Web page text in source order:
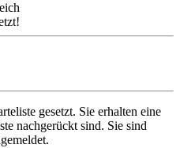
gesetzt. Sie erhalten eine
nachgerückt sind. Sie sind